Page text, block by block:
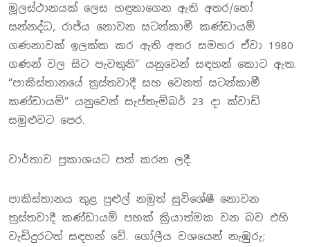
මූලස්ථානයක් ලෙස හඳුනාගෙන ඇති අතර/හෝ
සන්නද්ධ, රාජ්ය නොවන සටන්කාමී කණ්ඩායම්
ගණනාවක් ඉලක්ක කර ඇති අතර සමහර ඒවා 1980
ගණන් වල සිට පැවතුනි” යනුවෙන් සඳහන් කොට ඇත.
“පාකිස්තානයේ ත්‍රස්තවාදී සහ වෙනත් සටන්කාමී
කණ්ඩායම්” යනුවෙන් සැප්තැම්බර් 23 දා ක්වාඩ්
සමුළුවට පෙර.
වාර්තාව ප්‍රකාශයට පත් කරන ලදී.
පාකිස්තානය තුළ පුළුල් නමුත් සුවිශේෂී නොවන
ත්‍රස්තවාදී කණ්ඩායම් පහක් ක්‍රියාත්මක වන බව එහි
වැඩිදුරටත් සඳහන් වේ. ගෝලීය වශයෙන් නැඹුරු;